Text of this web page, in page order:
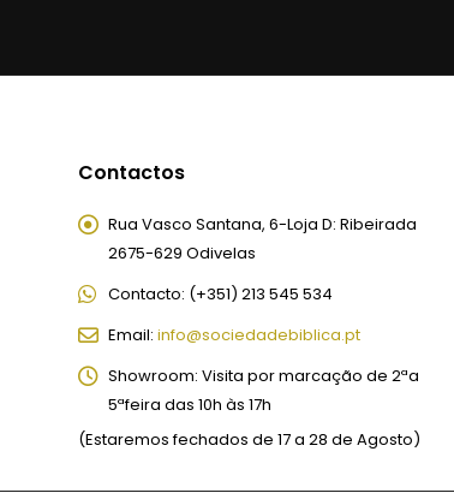
Contactos
Rua Vasco Santana, 6-Loja D: Ribeirada
2675-629 Odivelas
Contacto: (+351) 213 545 534
Email: info@sociedadebiblica.pt
Showroom: Visita por marcação de 2ªa
5ªfeira das 10h às 17h
(Estaremos fechados de 17 a 28 de Agosto)